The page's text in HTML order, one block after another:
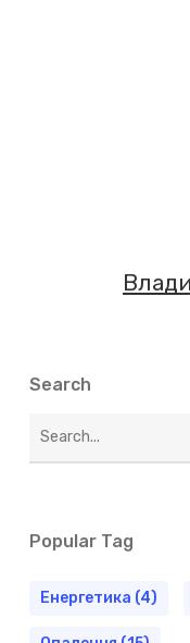
Search
Popular Tag
Енергетика (4)